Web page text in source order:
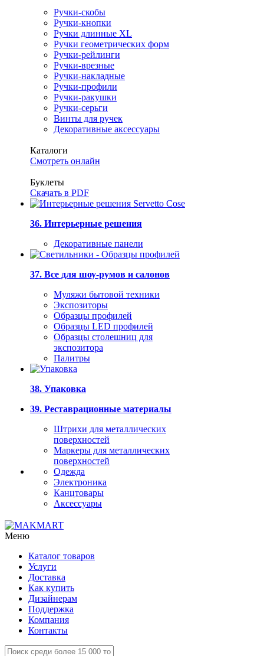
Ручки-скобы
Ручки-кнопки
Ручки длинные XL
Ручки геометрических форм
Ручки-рейлинги
Ручки-врезные
Ручки-накладные
Ручки-профили
Ручки-ракушки
Ручки-серьги
Винты для ручек
Декоративные аксессуары
Каталоги
Смотреть онлайн
Буклеты
Скачать в PDF
36. Интерьерные решения
Декоративные панели
37. Все для шоу-румов и салонов
Муляжи бытовой техники
Экспозиторы
Образцы профилей
Образцы LED профилей
Образцы столешниц для
экспозитора
Палитры
38. Упаковка
39. Реставрационные материалы
Штрихи для металлических
поверхностей
Маркеры для металлических
поверхностей
Одежда
Электроника
Канцтовары
Аксессуары
Меню
Каталог товаров
Услуги
Доставка
Как купить
Дизайнерам
Поддержка
Компания
Контакты